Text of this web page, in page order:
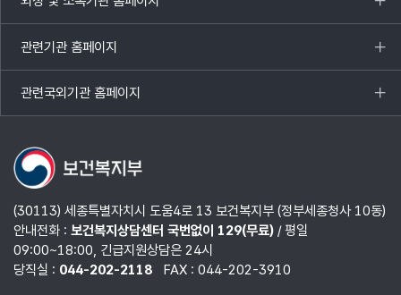
목록
열기
관련기관 홈페이지
목록
열기
관련국외기관 홈페이지
목록
열기
(30113) 세종특별자치시 도움4로 13 보건복지부 (정부세종청사 10동)
안내전화 : 보건복지상담센터 국번없이 129(무료)/ 평일
09:00~18:00, 긴급지원상담은 24시
당직실 : 044-202-2118 FAX : 044-202-3910